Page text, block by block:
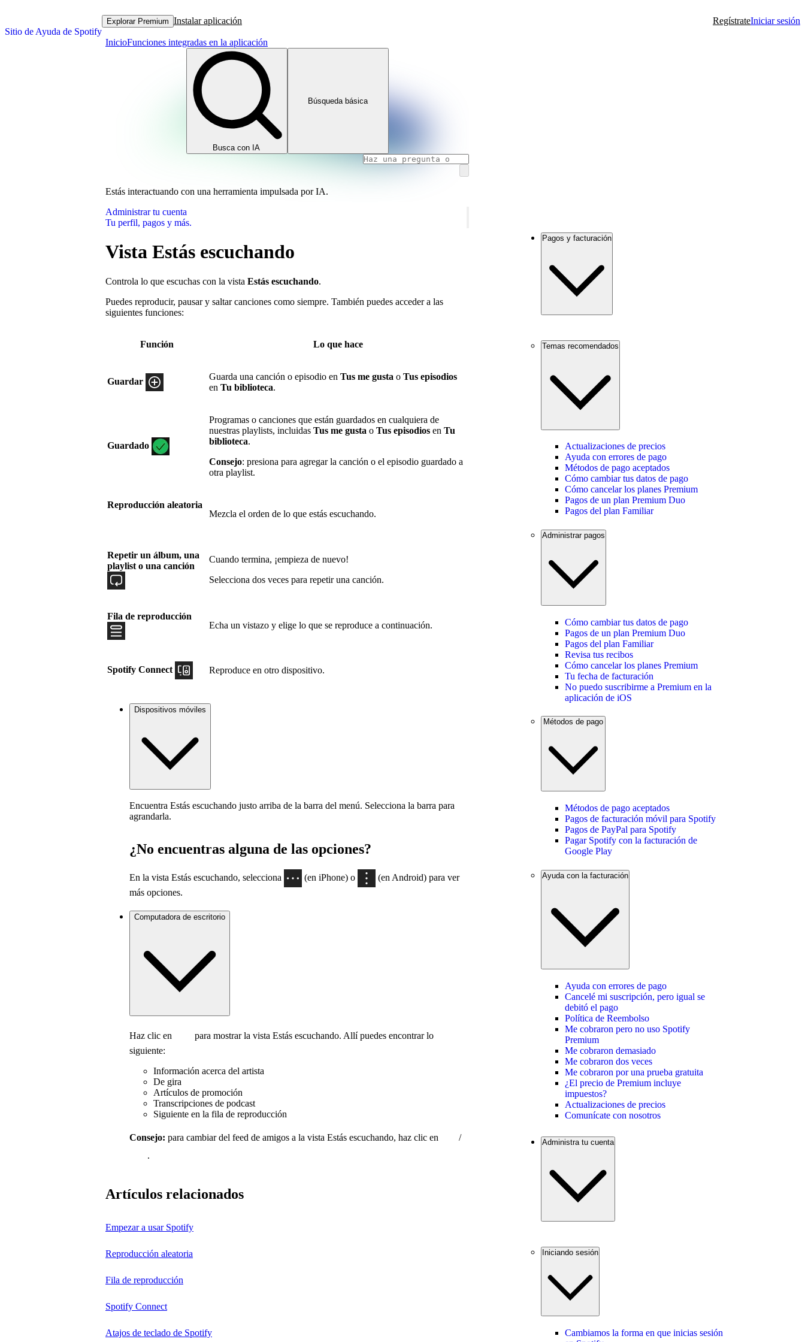
Sitio de Ayuda de Spotify
Explorar Premium Instalar aplicación RegístrateIniciar sesión
InicioFunciones integradas en la aplicación
Busca con IA
Búsqueda básica
Estás interactuando con una herramienta impulsada por IA.
Administrar tu cuenta
Tu perfil, pagos y más.
Vista Estás escuchando
Controla lo que escuchas con la vista Estás escuchando.
Puedes reproducir, pausar y saltar canciones como siempre. También puedes acceder a las
siguientes funciones:
Función Lo que hace
Guardar Guarda una canción o episodio en Tus me gusta o Tus episodios
en Tu biblioteca.
Guardado
Programas o canciones que están guardados en cualquiera de
nuestras playlists, incluidas Tus me gusta o Tus episodios en Tu
biblioteca.
Consejo: presiona para agregar la canción o el episodio guardado a
otra playlist.
Reproducción aleatoria
Mezcla el orden de lo que estás escuchando.
Repetir un álbum, una
playlist o una canción
Cuando termina, ¡empieza de nuevo!
Selecciona dos veces para repetir una canción.
Fila de reproducción
Echa un vistazo y elige lo que se reproduce a continuación.
Spotify Connect Reproduce en otro dispositivo.
Dispositivos móviles
Encuentra Estás escuchando justo arriba de la barra del menú. Selecciona la barra para
agrandarla.
¿No encuentras alguna de las opciones?
En la vista Estás escuchando, selecciona (en iPhone) o
(en Android) para ver
más opciones.
Computadora de escritorio
Haz clic en
para mostrar la vista Estás escuchando. Allí puedes encontrar lo
siguiente:
Información acerca del artista
De gira
Artículos de promoción
Transcripciones de podcast
Siguiente en la fila de reproducción
Consejo: para cambiar del feed de amigos a la vista Estás escuchando, haz clic en
/
Artículos relacionados
Empezar a usar Spotify
Reproducción aleatoria
Fila de reproducción
Spotify Connect
Atajos de teclado de Spotify
Pagos y facturación
Temas recomendados
Actualizaciones de precios
Ayuda con errores de pago
Métodos de pago aceptados
Cómo cambiar tus datos de pago
Cómo cancelar los planes Premium
Pagos de un plan Premium Duo
Pagos del plan Familiar
Administrar pagos
Cómo cambiar tus datos de pago
Pagos de un plan Premium Duo
Pagos del plan Familiar
Revisa tus recibos
Cómo cancelar los planes Premium
Tu fecha de facturación
No puedo suscribirme a Premium en la
aplicación de iOS
Métodos de pago aceptados
Pagos de facturación móvil para Spotify
Pagos de PayPal para Spotify
Pagar Spotify con la facturación de
Google Play
Ayuda con la facturación
Ayuda con errores de pago
Cancelé mi suscripción, pero igual se
debitó el pago
Política de Reembolso
Me cobraron pero no uso Spotify
Premium
Me cobraron demasiado
Me cobraron dos veces
Me cobraron por una prueba gratuita
¿El precio de Premium incluye
impuestos?
Actualizaciones de precios
Comunícate con nosotros
Administra tu cuenta
Iniciando sesión
Cambiamos la forma en que inicias sesión